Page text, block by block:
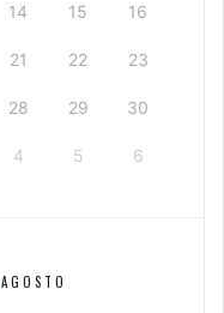
14 15 16
21 22 23
28 29 30
4 5 6
AGOSTO